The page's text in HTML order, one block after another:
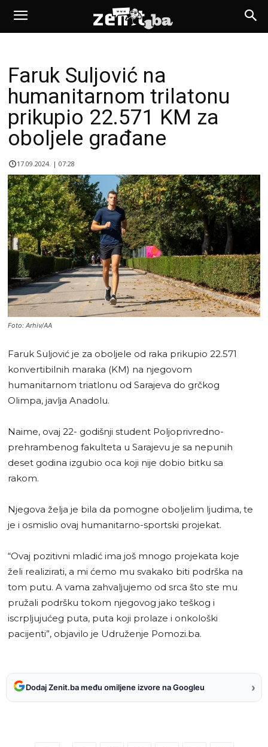
Faruk Suljović na
humanitarnom trilatonu
prikupio 22.571 KM za
oboljele građane
17.09.2024. | 07:28
Foto: Arhiv/AA
Faruk Suljović je za oboljele od raka prikupio 22.571
konvertibilnih maraka (KM) na njegovom
humanitarnom triatlonu od Sarajeva do grčkog
Olimpa, javlja Anadolu.
Naime, ovaj 22- godišnji student Poljoprivredno-
prehrambenog fakulteta u Sarajevu je sa nepunih
deset godina izgubio oca koji nije dobio bitku sa
rakom.
Njegova želja je bila da pomogne oboljelim ljudima, te
je i osmislio ovaj humanitarno-sportski projekat.
“Ovaj pozitivni mladić ima još mnogo projekata koje
želi realizirati, a mi ćemo mu svakako biti podrška na
tom putu. A vama zahvaljujemo od srca što ste mu
pružali podršku tokom njegovog jako teškog i
iscrpljujućeg puta, puta koji prolaze i onkološki
pacijenti”, objavilo je Udruženje Pomozi.ba.
Dodaj Zenit.ba među omiljene izvore na Googleu ›